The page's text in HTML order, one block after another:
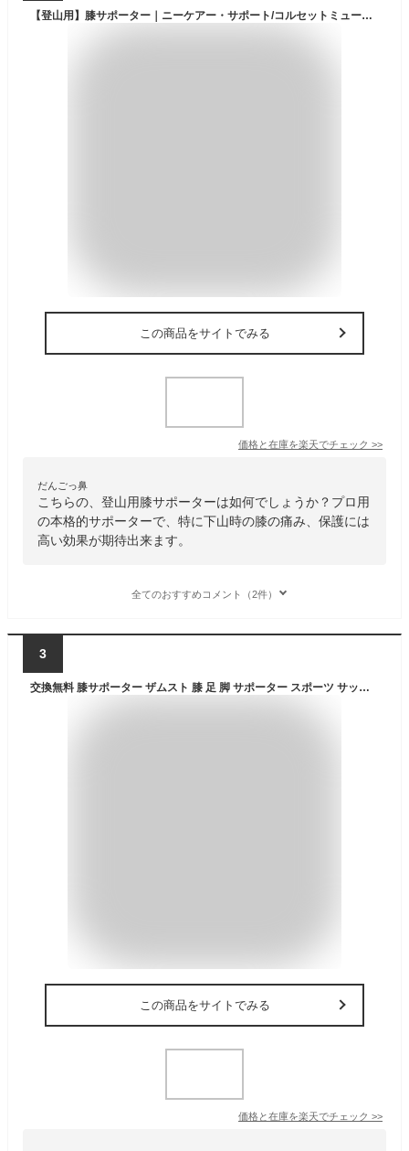
【登山用】膝サポーター｜ニーケアー・サポート/コルセットミュージアム
この商品をサイトでみる
価格と在庫を楽天でチェック >>
だんごっ鼻
こちらの、登山用膝サポーターは如何でしょうか？プロ用
の本格的サポーターで、特に下山時の膝の痛み、保護には
高い効果が期待出来ます。
全てのおすすめコメント（2件）
3
交換無料 膝サポーター ザムスト 膝 足 脚 サポーター スポーツ サッカー フットサル バレーボール バレー バスケットボール バスケ ゴルフ 野球 テニス 陸上 バドミントン 黒 ブラック メンズ レディース 男 女 おすすめ EK-5
この商品をサイトでみる
価格と在庫を楽天でチェック >>